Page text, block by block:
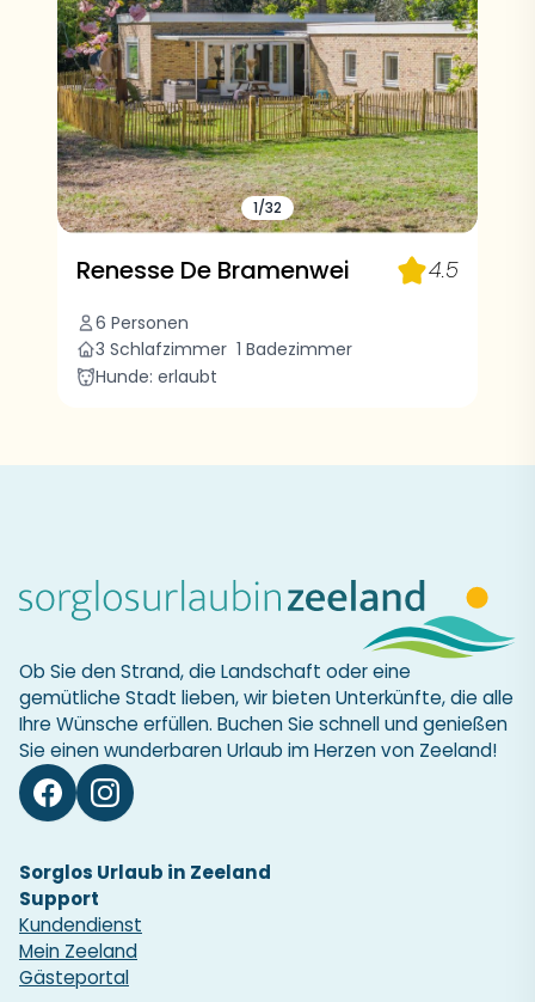
1/32
Renesse De Bramenwei
6 Personen
3 Schlafzimmer 1 Badezimmer
Hunde: erlaubt
4.5
Ob Sie den Strand, die Landschaft oder eine
gemütliche Stadt lieben, wir bieten Unterkünfte, die alle
Ihre Wünsche erfüllen. Buchen Sie schnell und genießen
Sie einen wunderbaren Urlaub im Herzen von Zeeland!
Sorglos Urlaub in Zeeland
Support
Kundendienst
Mein Zeeland
Gästeportal